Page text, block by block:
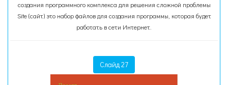
создания программного комплекса для решения сложной проблемы
Site (сайт) это набор файлов для создания программы, которая будет
работать в сети Интернет.
Слайд 27